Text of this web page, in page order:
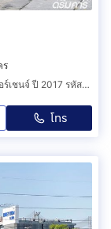
ร
Toyota Vellfire 2.5 Z G Edition ตัวท็อปสุด MNC ไมเนอร์เชนจ์ ปี 2017 รหัสสินค้า IBH
โทร